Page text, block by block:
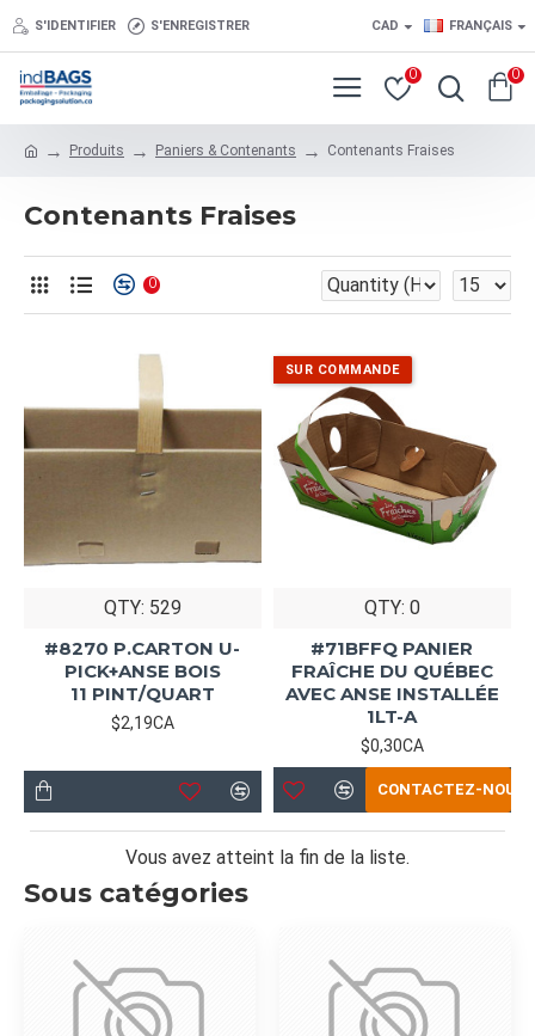
S'IDENTIFIER S'ENREGISTRER CAD FRANÇAIS
0 0
Produits Paniers & Contenants Contenants Fraises
Contenants Fraises
0
QTY: 529
#8270 P.CARTON U-
PICK+ANSE BOIS
11 PINT/QUART
$2,19CA
QTY: 0
#71BFFQ PANIER
FRAÎCHE DU QUÉBEC
AVEC ANSE INSTALLÉE
1LT-A
$0,30CA
CONTACTEZ-NOUS
Vous avez atteint la fin de la liste.
Sous catégories